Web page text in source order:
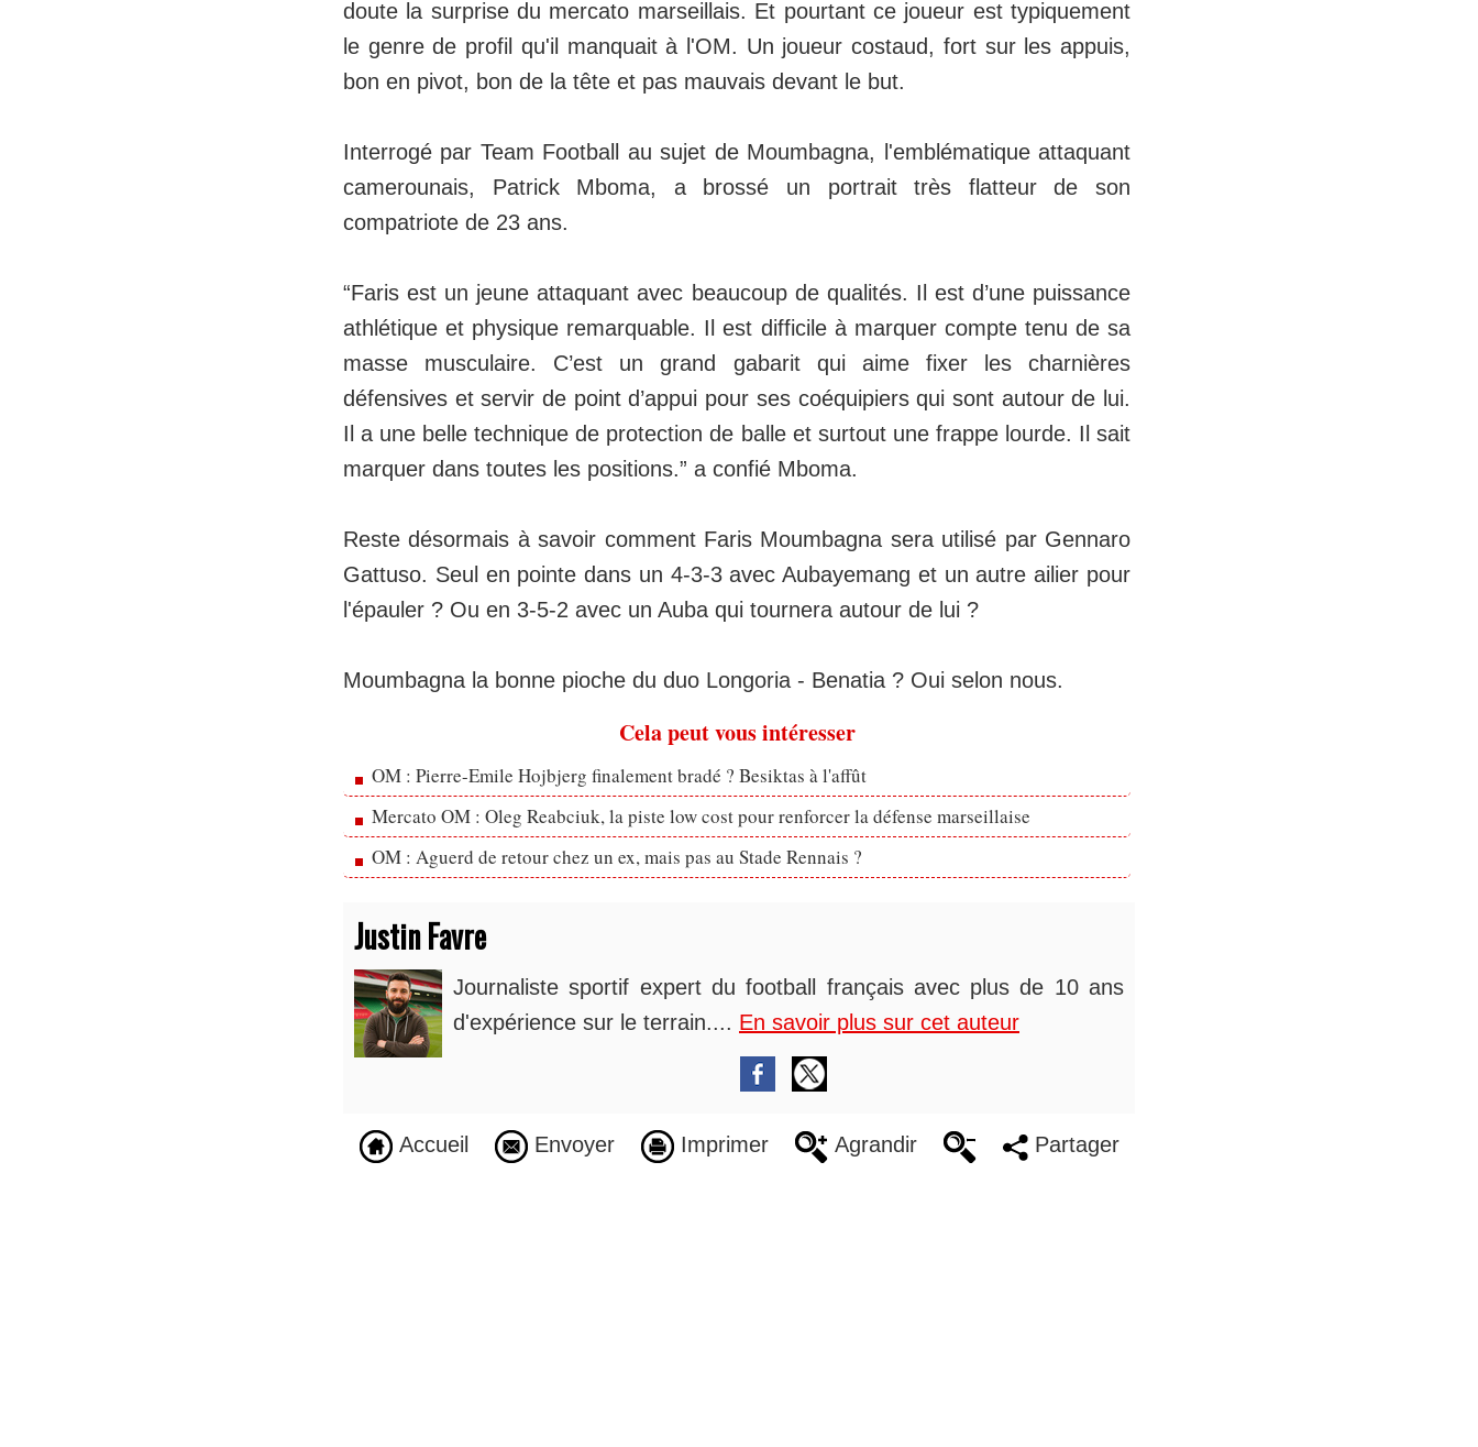
doute la surprise du mercato marseillais. Et pourtant ce joueur est typiquement
le genre de profil qu'il manquait à l'OM. Un joueur costaud, fort sur les appuis,
bon en pivot, bon de la tête et pas mauvais devant le but.
Interrogé par Team Football au sujet de Moumbagna, l'emblématique attaquant
camerounais, Patrick Mboma, a brossé un portrait très flatteur de son
compatriote de 23 ans.
“Faris est un jeune attaquant avec beaucoup de qualités. Il est d’une puissance
athlétique et physique remarquable. Il est difficile à marquer compte tenu de sa
masse musculaire. C’est un grand gabarit qui aime fixer les charnières
défensives et servir de point d’appui pour ses coéquipiers qui sont autour de lui.
Il a une belle technique de protection de balle et surtout une frappe lourde. Il sait
marquer dans toutes les positions.” a confié Mboma.
Reste désormais à savoir comment Faris Moumbagna sera utilisé par Gennaro
Gattuso. Seul en pointe dans un 4-3-3 avec Aubayemang et un autre ailier pour
l'épauler ? Ou en 3-5-2 avec un Auba qui tournera autour de lui ?
Moumbagna la bonne pioche du duo Longoria - Benatia ? Oui selon nous.
Cela peut vous intéresser
OM : Pierre-Emile Hojbjerg finalement bradé ? Besiktas à l'affût
Mercato OM : Oleg Reabciuk, la piste low cost pour renforcer la défense marseillaise
OM : Aguerd de retour chez un ex, mais pas au Stade Rennais ?
Justin Favre
Journaliste sportif expert du football français avec plus de 10 ans
d'expérience sur le terrain.... En savoir plus sur cet auteur
Accueil Envoyer Imprimer Agrandir Partager